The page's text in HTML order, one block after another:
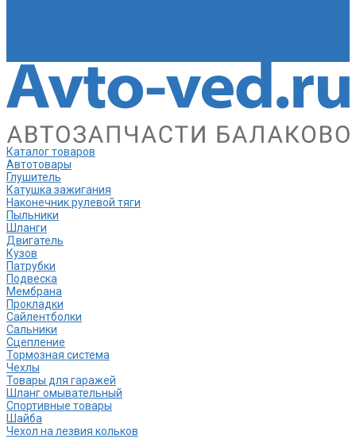
Каталог товаров
Автотовары
Глушитель
Катушка зажигания
Наконечник рулевой тяги
Пыльники
Шланги
Двигатель
Кузов
Патрубки
Подвеска
Мембрана
Прокладки
Сайлентболки
Сальники
Сцепление
Тормозная система
Чехлы
Товары для гаражей
Шланг омывательный
Спортивные товары
Шайба
Чехол на лезвия кольков